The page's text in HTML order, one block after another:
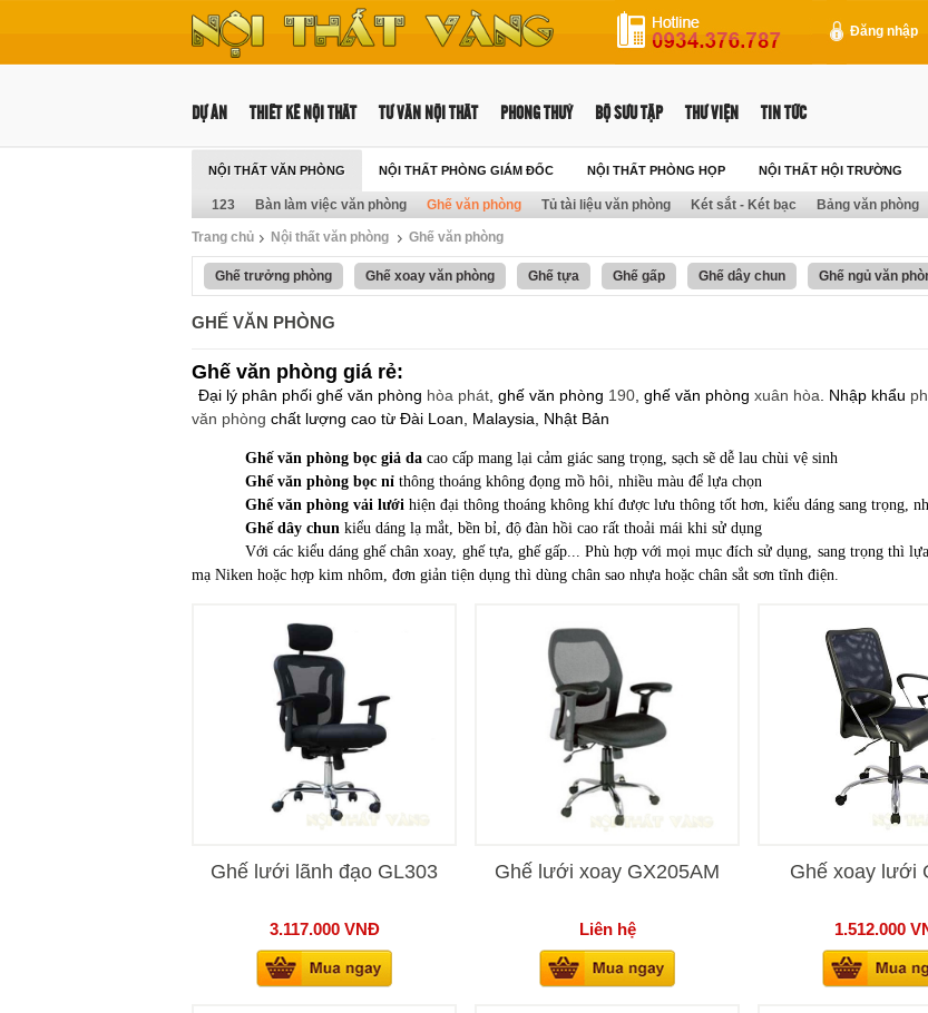
Đăng nhập
DỰ ÁN THIẾT KẾ NỘI THẤT TƯ VẤN NỘI THẤT PHONG THUỶ BỘ SƯU TẬP THƯ VIỆN TIN TỨC
NỘI THẤT VĂN PHÒNG NỘI THẤT PHÒNG GIÁM ĐỐC NỘI THẤT PHÒNG HỌP NỘI THẤT HỘI TRƯỜNG
123 Bàn làm việc văn phòng Ghế văn phòng Tủ tài liệu văn phòng Két sắt - Két bạc Bảng văn phòng
Trang chủ Nội thất văn phòng Ghế văn phòng
Ghế trưởng phòng Ghế xoay văn phòng Ghế tựa Ghế gấp Ghế dây chun Ghế ngủ văn
GHẾ VĂN PHÒNG
Ghế văn phòng giá rẻ:
Đại lý phân phối ghế văn phòng hòa phát , ghế văn phòng 190 , ghế văn phòng xuân hòa . Nhập khẩu
văn phòng chất lượng cao từ Đài Loan, Malaysia, Nhật Bản
Ghế văn phòng bọc giả da cao cấp mang lại cảm giác sang trọng, sạch sẽ dễ lau chùi vệ sinh
Ghế văn phòng bọc nỉ thông thoáng không đọng mồ hôi, nhiều màu để lựa chọn
Ghế văn phòng vải lưới hiện đại thông thoáng không khí được lưu thông tốt hơn, kiểu dáng sang trọng,
Ghế dây chun kiểu dáng lạ mắt, bền bỉ, độ đàn hồi cao rất thoải mái khi sử dụng
Với các kiểu dáng ghế chân xoay, ghế tựa, ghế gấp... Phù hợp với mọi mục đích sử dụng, sang trọng thì
mạ Niken hoặc hợp kim nhôm, đơn giản tiện dụng thì dùng chân sao nhựa hoặc chân sắt sơn tĩnh điện.
Ghế lưới lãnh đạo GL303
3.117.000VNĐ
Ghế lưới xoay GX205AM
Liên hệ
Ghế xoay lưới
1.512.000